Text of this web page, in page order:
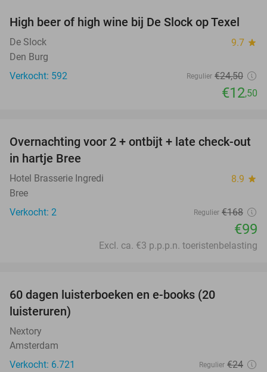
49%
High beer of high wine bij De Slock op Texel
De Slock 9.7 star
Den Burg
Verkocht: 592
Regulier €24,50
€12,50
41%
TODAY
Overnachting voor 2 + ontbijt + late check-out
in hartje Bree
Hotel Brasserie Ingredi 8.9 star
Bree
Verkocht: 2
Regulier €168
€99
Excl. ca. €3 p.p.p.n. toeristenbelasting
60 dagen luisterboeken en e-books (20
luisteruren)
Nextory
Amsterdam
Verkocht: 6.721
Regulier €24